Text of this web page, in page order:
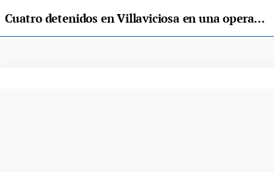
Cuatro detenidos en Villaviciosa en una operación contra la venta de drogas